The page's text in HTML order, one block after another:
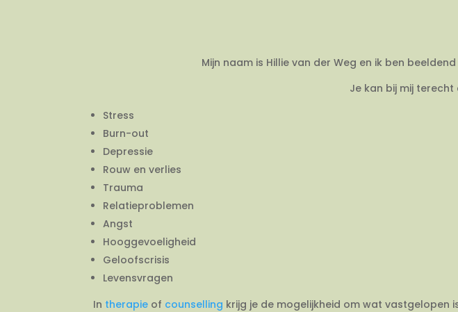
Mijn naam is Hillie van der Weg en ik ben
Je kan bij mij
Stress
Burn-out
Depressie
Rouw en verlies
Trauma
Relatieproblemen
Angst
Hooggevoeligheid
Geloofscrisis
Levensvragen
In therapie of counselling krijg je de mogelijkheid om wat vastgelopen